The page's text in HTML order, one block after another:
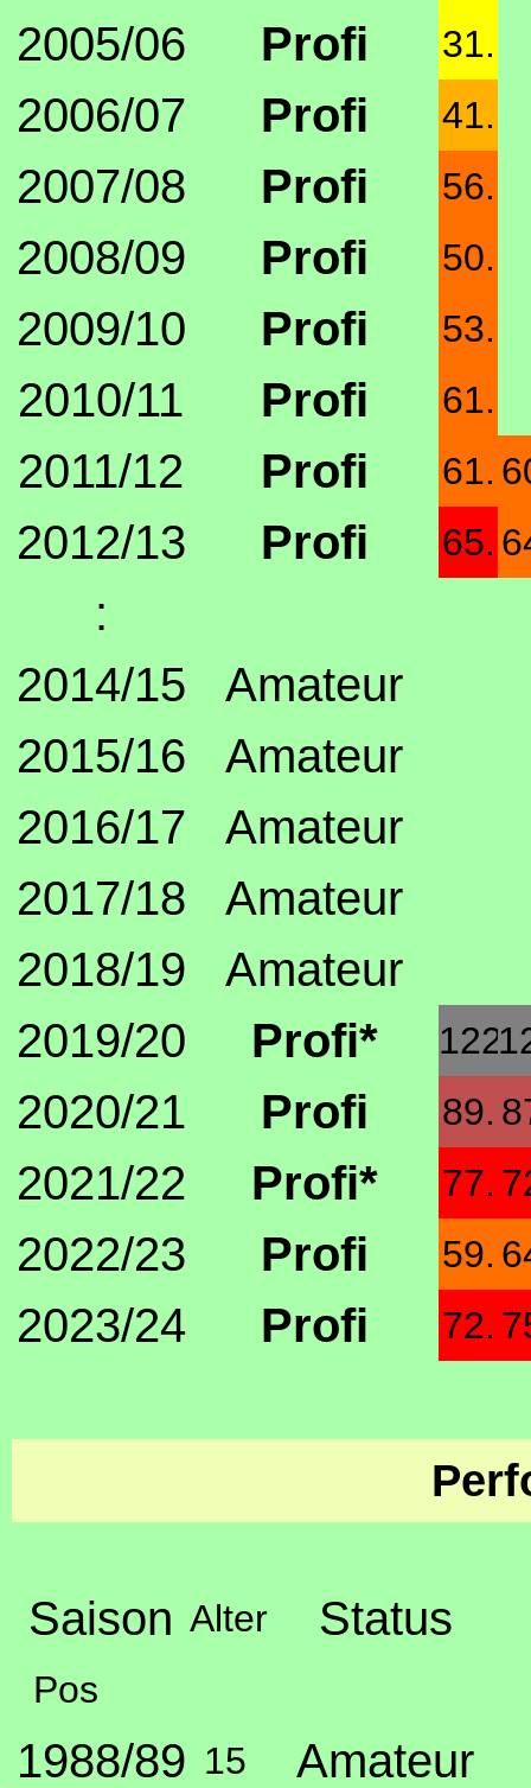
2005/06 Profi 31.
2006/07 Profi 41.
2007/08 Profi 56.
2008/09 Profi 50.
2009/10 Profi 53.
2010/11 Profi 61.
2011/12 Profi 61.
2012/13 Profi 65.
:
2014/15
Amateur
2015/16
Amateur
2016/17
Amateur
2017/18
Amateur
2018/19
Amateur
2019/20
Profi* 122.
2020/21 Profi 89.
2021/22 Profi* 77.
2022/23 Profi 59.
2023/24 Profi 72.
Saison Alter Status
Pos
1988/89 15 Amateur